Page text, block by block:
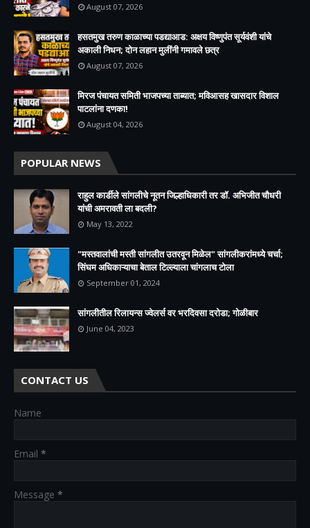
August 07, 2026
हसतमुख तरुण काळाच्या पडद्याआड: अक्षय विष्णुपंत सूर्यवंशी यांचे
अकाली निधन; दोन लहान मुलींनी गमावले छत्र
August 07, 2026
मिरज पंचायत समिती भाजपच्या ताब्यात; मविआसह खासदार विशाल
पाटलांना दणका!
August 04, 2026
POPULAR NEWS
राहुल कार्डीले सांगलीचे नूतन जिल्हाधिकारी तर डॉ. अभिजीत चौधरी
यांची अमरावती ला बदली?
May 13, 2022
"मस्तवालांची मस्ती सांगलीत उतरवून मिळेल" सांगलीकरांमध्ये चर्चा;
सिंघम अधिकाऱ्याचा बेताल टिल्ल्याला चांगलाच टोला
September 01, 2024
सांगलीतील रिलायन्स ज्वेलर्स वर भरदिवसा दरोडा; गोळीबार
June 04, 2023
CONTACT US
Name
Email *
Message *